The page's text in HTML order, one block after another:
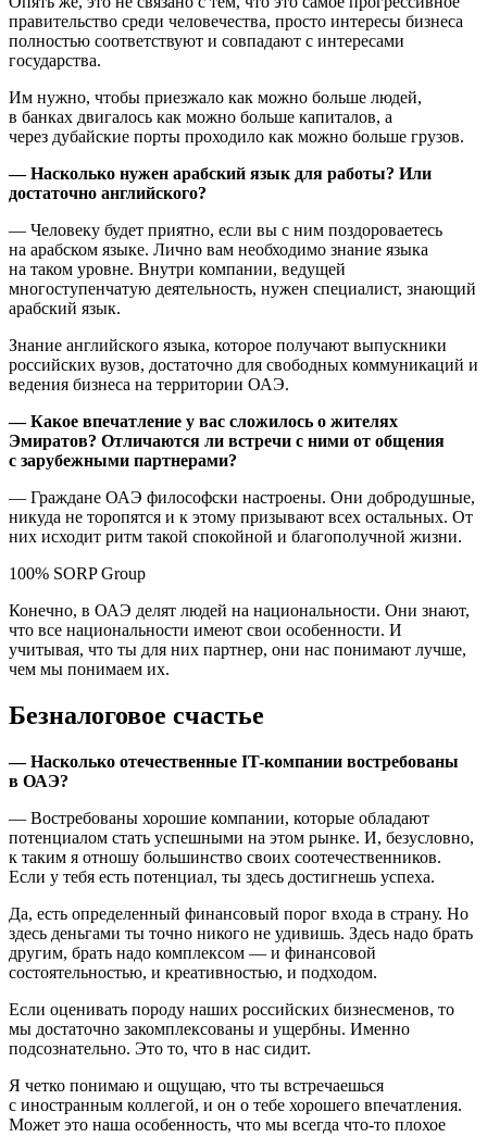
правительство среди человечества, просто интересы бизнеса
полностью соответствуют и совпадают с интересами
государства.
Им нужно, чтобы приезжало как можно больше людей,
в банках двигалось как можно больше капиталов, а
через дубайские порты проходило как можно больше грузов.
— Насколько нужен арабский язык для работы? Или
достаточно английского?
— Человеку будет приятно, если вы с ним поздороваетесь
на арабском языке. Лично вам необходимо знание языка
на таком уровне. Внутри компании, ведущей
многоступенчатую деятельность, нужен специалист, знающий
арабский язык.
Знание английского языка, которое получают выпускники
российских вузов, достаточно для свободных коммуникаций и
ведения бизнеса на территории ОАЭ.
— Какое впечатление у вас сложилось о жителях
Эмиратов? Отличаются ли встречи с ними от общения
с зарубежными партнерами?
— Граждане ОАЭ философски настроены. Они добродушные,
никуда не торопятся и к этому призывают всех остальных. От
них исходит ритм такой спокойной и благополучной жизни.
100% SORP Group
Конечно, в ОАЭ делят людей на национальности. Они знают,
что все национальности имеют свои особенности. И
учитывая, что ты для них партнер, они нас понимают лучше,
чем мы понимаем их.
Безналоговое счастье
— Насколько отечественные IT-компании востребованы
в ОАЭ?
— Востребованы хорошие компании, которые обладают
потенциалом стать успешными на этом рынке. И, безусловно,
к таким я отношу большинство своих соотечественников.
Если у тебя есть потенциал, ты здесь достигнешь успеха.
Да, есть определенный финансовый порог входа в страну. Но
здесь деньгами ты точно никого не удивишь. Здесь надо брать
другим, брать надо комплексом — и финансовой
состоятельностью, и креативностью, и подходом.
Если оценивать породу наших российских бизнесменов, то
мы достаточно закомплексованы и ущербны. Именно
подсознательно. Это то, что в нас сидит.
Я четко понимаю и ощущаю, что ты встречаешься
с иностранным коллегой, и он о тебе хорошего впечатления.
Может это наша особенность, что мы всегда что-то плохое